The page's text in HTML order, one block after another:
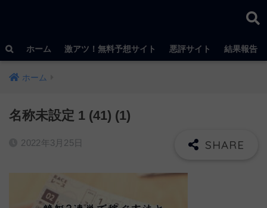
ホーム 激アツ！無料予想サイト 悪評サイト 結果報告
ホーム
名称未設定 1 (41) (1)
2022年3月25日